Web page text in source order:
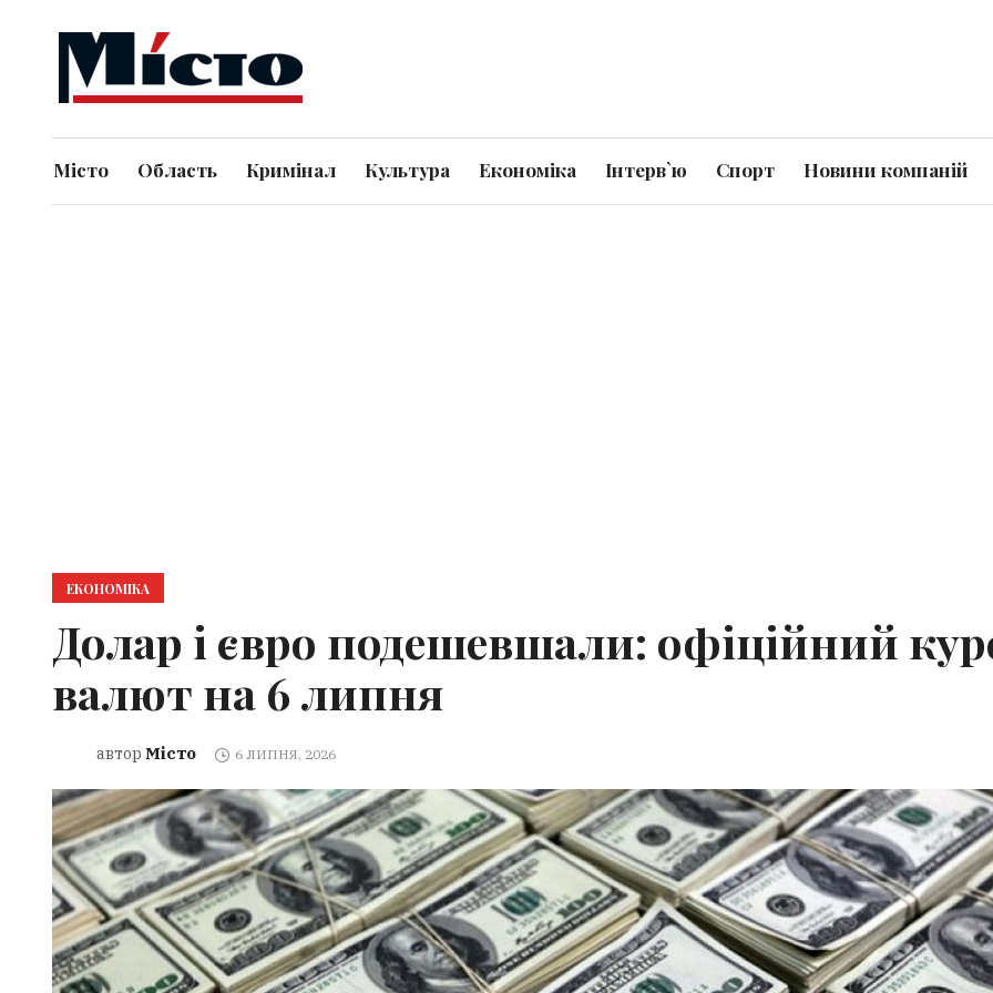
Місто Область Кримінал Культура Економіка Інтерв`ю Спорт Новини компаній
ЕКОНОМІКА
Долар і євро подешевшали: офіційний
валют на 6 липня
автор Місто 6 ЛИПНЯ, 2026